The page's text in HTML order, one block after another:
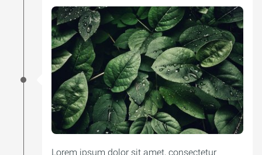
Lorem ipsum dolor sit amet, consectetur